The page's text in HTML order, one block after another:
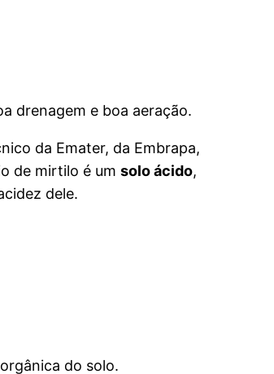
drenagem e boa aeração.
da Emater, da Embrapa,
de mirtilo é umsolo ácido,
dele.
do solo.